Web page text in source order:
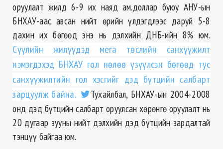
оруулалт жилд 6-9 их наяд ам.доллар буюу АНУ-ын
БНХАУ-аас авсан нийт өрийн үлдэгдлээс даруй 5-8
дахин их бөгөөд энэ нь дэлхийн ДНБ-ийн 8% юм.
Сүүлийн жилүүдэд мега төслийн санхүүжилт
нэмэгдэхэд БНХАУ гол нөлөө үзүүлсэн бөгөөд тус
санхүүжилтийн гол хэсгийг дэд бүтцийн салбарт
зарцуулж байна.
Тухайлбал, БНХАУ-ын 2004-2008
онд дэд бүтцийн салбарт оруулсан хөрөнгө оруулалт нь
20 дугаар зууны нийт дэлхийн дэд бүтцийн зардалтай
тэнцүү байгаа юм.